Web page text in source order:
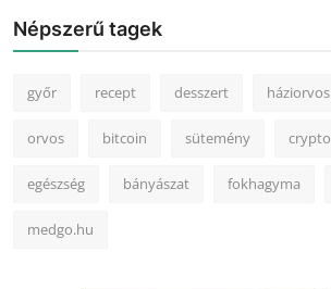
Népszerű tagek
győr recept desszert háziorvos
orvos bitcoin sütemény crypto
egészség bányászat fokhagyma
medgo.hu